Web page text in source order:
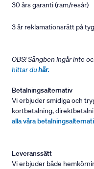
30 års garanti (ram/resår)
3 år reklamationsrätt på
OBS! Sängben ingår inte
hittar duhär.
Betalningsalternativ
Vi erbjuder smidiga och
kortbetalning,
alla våra
Leveranssätt
Vi erbjuder både